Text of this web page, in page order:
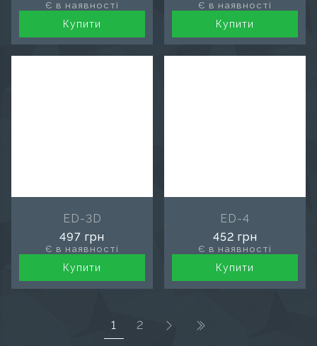
Є в наявності
Купити
Є в наявності
Купити
ED-3D
497 грн
Є в наявності
Купити
ED-4
452 грн
Є в наявності
Купити
1(поточна)
2